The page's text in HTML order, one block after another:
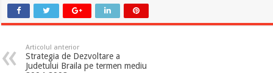
Articolul anterior
Strategia de Dezvoltare a
Judetului Braila pe termen mediu